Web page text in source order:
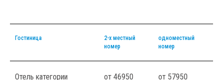
Гостиница
2-х местный
номер
одноместный
номер
Отель категории
от 46950 от 57950